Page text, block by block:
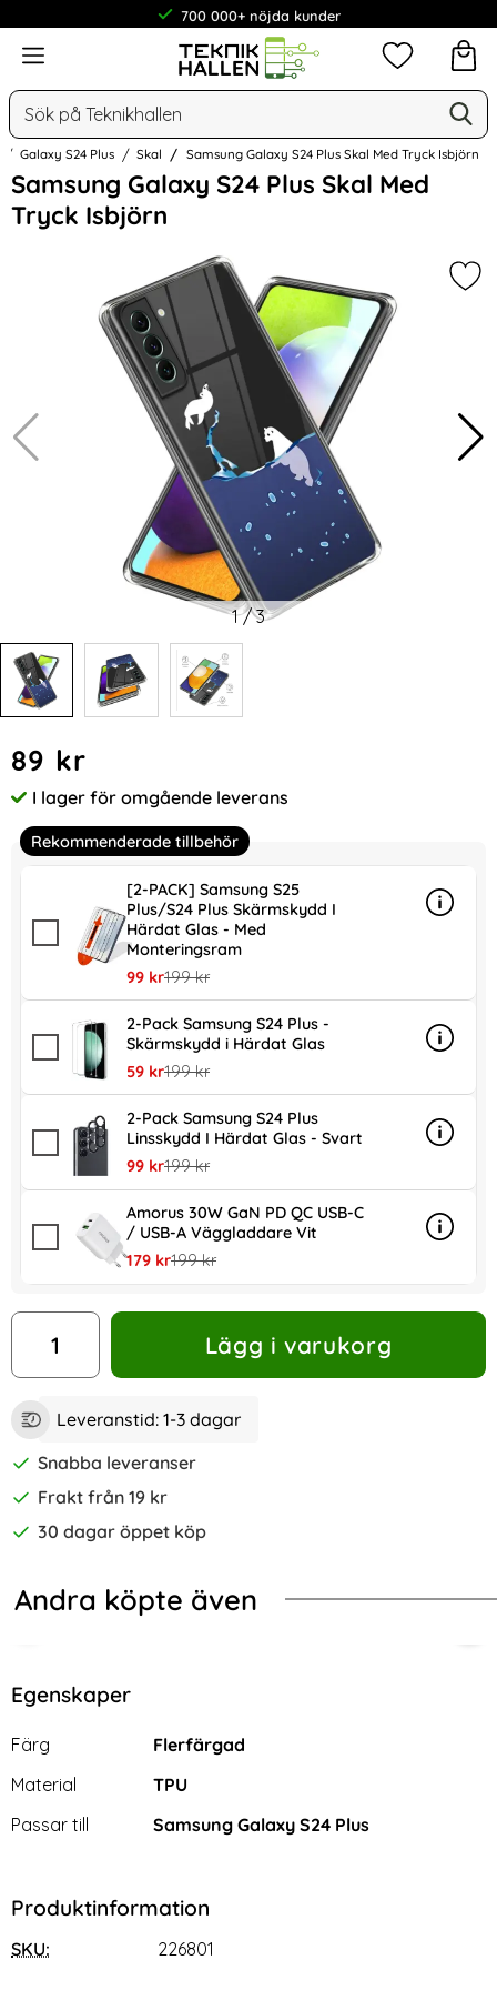
700 000+ nöjda kunder
Meny
Sök
Mina
Galaxy S24 Plus Skal Samsung Galaxy S24 Plus Skal Med Tryck Isbjörn
Samsung Galaxy S24 Plus Skal Med
Tryck Isbjörn
Hoppa
över
Bilder
1/3
pris
89 kr
Tillgänglighet:
I lager för omgående leverans
Rekommenderade tillbehör
[2-PACK] Samsung S25
Plus/S24 Plus Skärmskydd I
Härdat Glas - Med
Monteringsram
rea pris
99 krtidigare pris
199 kr
Info
mer
2-Pack Samsung S24 Plus -
Skärmskydd i Härdat Glas
rea pris
59 krtidigare pris
199 kr
Info
mer
2-Pack Samsung S24 Plus
Linsskydd I Härdat Glas - Svart
rea pris
99 krtidigare pris
199 kr
Info
mer
Amorus 30W GaN PD QC USB-C
/ USB-A Väggladdare Vit
rea pris
179 krtidigare pris
199 kr
Info
mer
antal
Lägg i varukorg
Leveranstid: 1-3 dagar
Snabba leveranser
Frakt från 19 kr
30 dagar öppet köp
Andra köpte även
Skal Rosa
Galaxy S24 Plus Skal Med Tryck Pingviner
2-Pack Samsung A25 5G
Egenskaper
Egenskaper/attribut för denna produkt
Attribut
Färg
Flerfärgad
Material
TPU
Passar till
Samsung Galaxy S24 Plus
Produktinformation
SKU: 226801